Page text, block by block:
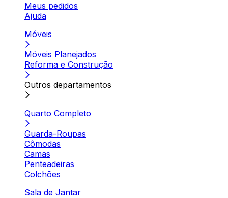
Meus pedidos
Ajuda
Móveis
Móveis Planejados
Reforma e Construção
Outros departamentos
Quarto Completo
Guarda-Roupas
Cômodas
Camas
Penteadeiras
Colchões
Sala de Jantar